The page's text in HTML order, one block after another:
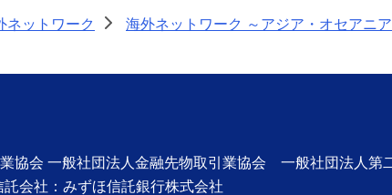
ネットワーク 海外ネットワーク ～アジア・オセアニア
会 一般社団法人金融先物取引業協会 一般社団法人第
会社：みずほ信託銀行株式会社